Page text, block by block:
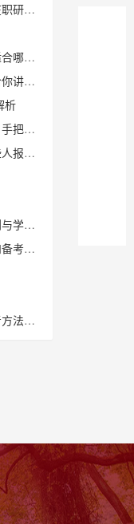
优势
考？
清楚
析
条件
？
解析
建议
解析